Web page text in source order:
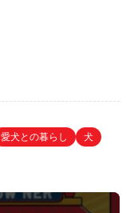
愛犬との暮らし
犬